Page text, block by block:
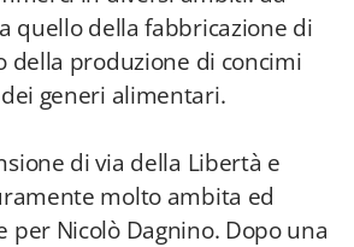
quello della fabbricazione di
della produzione di concimi
generi alimentari.
di via della Libertà e
molto ambita ed
per Nicolò Dagnino. Dopo una